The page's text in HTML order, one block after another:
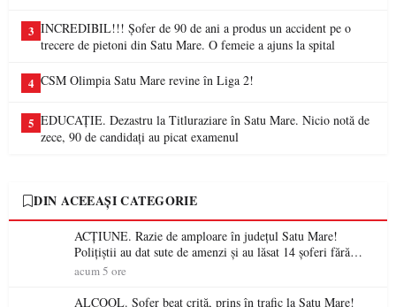
3 INCREDIBIL!!! Șofer de 90 de ani a produs un accident pe o
trecere de pietoni din Satu Mare. O femeie a ajuns la spital
4 CSM Olimpia Satu Mare revine în Liga 2!
5 EDUCAȚIE. Dezastru la Titluraziare în Satu Mare. Nicio notă de
zece, 90 de candidați au picat examenul
DIN ACEEAȘI CATEGORIE
ACȚIUNE. Razie de amploare în județul Satu Mare!
Polițiștii au dat sute de amenzi și au lăsat 14 șoferi fără
permis într-o singură zi
acum 5 ore
ALCOOL. Șofer beat criță, prins în trafic la Satu Mare!